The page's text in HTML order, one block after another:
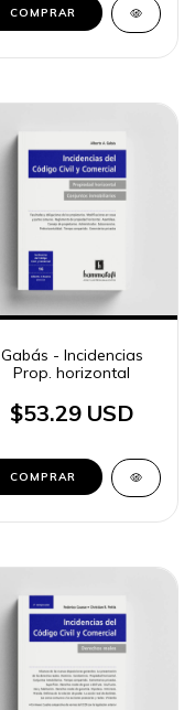
COMPRAR
Gabás - Incidencias
Prop. horizontal
$53.29 USD
COMPRAR